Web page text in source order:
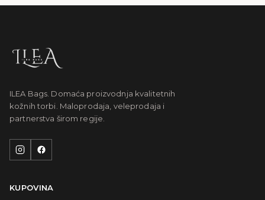
ILEA Bags. Domaća proizvodnja kvalitetnih
kožnih torbi. Maloprodaja, veleprodaja i
partnerstva širom regije.
KUPOVINA